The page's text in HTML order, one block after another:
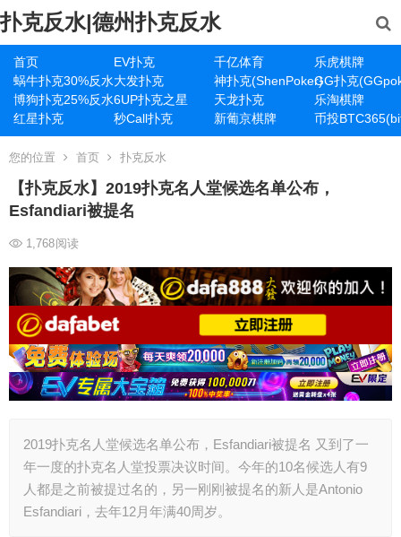
扑克反水|德州扑克反水
首页 EV扑克 千亿体育
乐虎棋牌
蜗牛扑克30%反水大发扑克 神扑克(ShenPoker)GG扑克
博狗扑克25%反水6UP扑克之星 天龙扑克
乐淘棋牌
红星扑克
秒Call扑克 新葡京棋牌 币投
您的位置 首页 扑克反水
【扑克反水】2019扑克名人堂候选名单公布，
Esfandiari被提名
1,768阅读
2019扑克名人堂候选名单公布，Esfandiari被提名 又到了一
年一度的扑克名人堂投票决议时间。今年的10名候选人有9
人都是之前被提过名的，另一刚刚被提名的新人是Antonio
Esfandiari，去年12月年满40周岁。